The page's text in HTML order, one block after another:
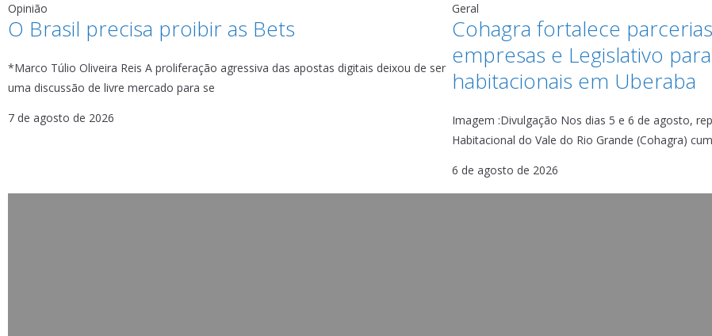
Opinião
O Brasil precisa proibir as Bets
*Marco Túlio Oliveira Reis A proliferação agressiva das apostas digitais deixou de ser
uma discussão de livre mercado para se
7 de agosto de 2026
Geral
Cohagra fortalece
empresas e Legislativo
habitacionais em Uberaba
Imagem :Divulgação Nos dias 5 e 6 de agosto,
Habitacional do Vale do Rio Grande (Cohagra)
6 de agosto de 2026